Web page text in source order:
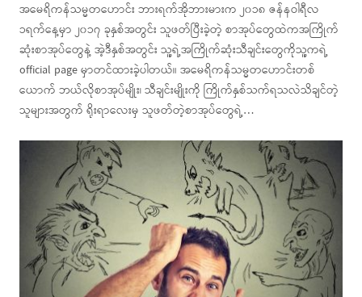
အမေရိကန်သမ္မတဟောင်း ဘားရက်အိုဘားမားက ၂၀၁၈ ဇန်နဝါရီလ
၁ရက်နေ့မှာ ၂၀၁၇ ခုနှစ်အတွင်း သူဖတ်ပြီးခဲ့တဲ့ စာအုပ်တွေထဲကအကြိုက်
ဆုံးစာအုပ်တွေနဲ့ အဲ့ဒီနှစ်အတွင်း သူ့ရဲ့အကြိုက်ဆုံးသီချင်းတွေကိုသူ့ကရဲ့
official page မှာတင်ထားခဲ့ပါတယ်။ အမေရိကန်သမ္မတဟောင်းတစ်
ယောက် ဘယ်လိုစာအုပ်မျိုး၊ သီချင်းမျိုးကို ကြိုက်နှစ်သက်ရသလဲသိချင်တဲ့
သူများအတွက် ရိုးရာလေးမှ သူဖတ်တဲ့စာအုပ်တွေရဲ့…